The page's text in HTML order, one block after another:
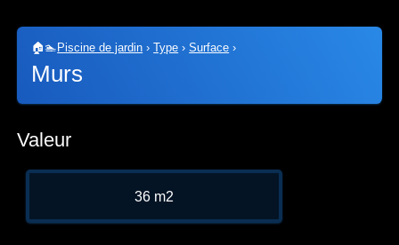
🏠🏊 Piscine de jardin ›Type ›Surface ›
Murs
Valeur
36 m2